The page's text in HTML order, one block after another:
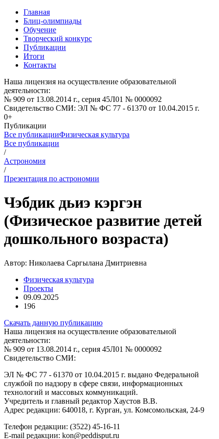
Главная
Блиц-олимпиады
Обучение
Творческий конкурс
Публикации
Итоги
Контакты
Наша лицензия на осуществление образовательной
деятельности:
№ 909 от 13.08.2014 г., серия 45Л01 № 0000092
Свидетельство СМИ: ЭЛ № ФС 77 - 61370 от 10.04.2015 г.
0+
Публикации
Все публикацииФизическая культура
Все публикации
/
Астрономия
/
Презентация по астрономии
Чэбдик дьиэ кэргэн
(Физическое развитие детей
дошкольного возраста)
Автор: Николаева Саргылана Дмитриевна
Физическая культура
Проекты
09.09.2025
196
Скачать данную публикацию
Наша лицензия на осуществление образовательной
деятельности:
№ 909 от 13.08.2014 г., серия 45Л01 № 0000092
Свидетельство СМИ:
ЭЛ № ФС 77 - 61370 от 10.04.2015 г. выдано Федеральной
службой по надзору в сфере связи, информационных
технологий и массовых коммуникаций.
Учредитель и главный редактор Хаустов В.В.
Адрес редакции: 640018, г. Курган, ул. Комсомольская, 24-9
Телефон редакции: (3522) 45-16-11
E-mail редакции: kon@peddisput.ru